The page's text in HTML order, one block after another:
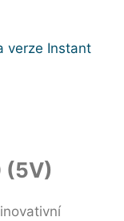
verze Instant
(5V)